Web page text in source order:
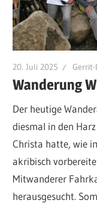
20. Juli 2025
Wanderung
Der heutige
diesmal in den
Christa hatte, wie
akribisch
Mitwanderer
herausgesucht.